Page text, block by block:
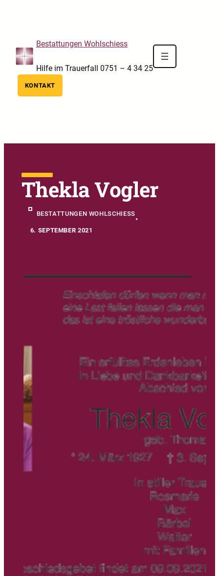
Bestattungen Wohlschiess
Hilfe im Trauerfall 0751 – 4 34 25
KONTAKT
Thekla Vogler
BESTATTUNGEN WOHLSCHIESS
•
6. SEPTEMBER 2021